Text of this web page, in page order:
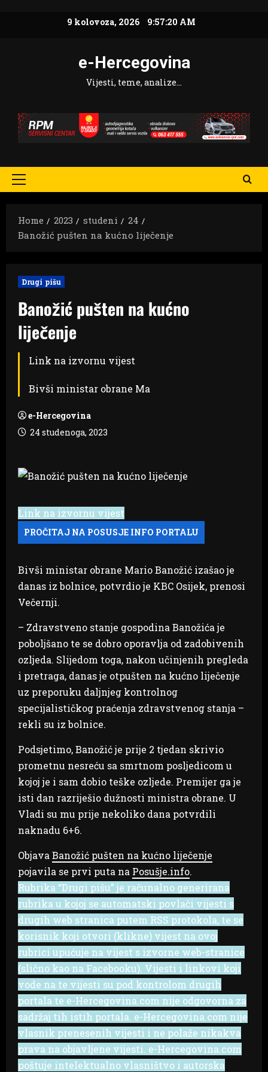
9 kolovoza, 2026 9:57:22 AM
e-Hercegovina
Vijesti, teme, analize…
Primary
Home
2023 studeni
24
Banožić pušten na kućno liječenje
Drugi pišu
Banožić pušten na kućno
liječenje
Link na izvornu vijest
Bivši ministar obrane Ma
e-Hercegovina
24 studenoga, 2023
Link na izvornu vijest
Bivši ministar obrane Mario Banožić izašao je
danas iz bolnice, potvrdio je KBC Osijek, prenosi
Večernji.
– Zdravstveno stanje gospodina Banožića je
poboljšano te se dobro oporavlja od zadobivenih
ozljeda. Slijedom toga, nakon učinjenih pregleda
i pretraga, danas je otpušten na kućno liječenje
uz preporuku daljnjeg kontrolnog
specijalističkog praćenja zdravstvenog stanja –
rekli su iz bolnice.
Podsjetimo, Banožić je prije 2 tjedan skrivio
prometnu nesreću sa smrtnom posljedicom u
kojoj je i sam dobio teške ozljede. Premijer ga je
isti dan razriješio dužnosti ministra obrane. U
Vladi su mu prije nekoliko dana potvrdili
naknadu 6+6.
Objava Banožić pušten na kućno liječenje
pojavila se prvi puta na Posušje.info.
Rubrika “Drugi pišu” je računalno generirana
rubrika u kojoj se automatski povlači vijesti s
drugih web stranica putem RSS protokola, te se
korisnik koji otvori (klikne) vijest na ovoj
rubrici upućuje na vijest s izvorne web-stranice
(slično kao na Facebooku). Vijesti i linkovi koji
vode na te vijesti su pod kontrolom drugih
portala te e-Hercegovina.com nije odgovorna za
sadržaj tih istih portala. e-Hercegovina.com nije
vlasnik prenesenih vijesti i ne polaže nikakva
prava na objavljene vijesti. e-Hercegovina.com
poštuje intelektualno vlasništvo i autorska